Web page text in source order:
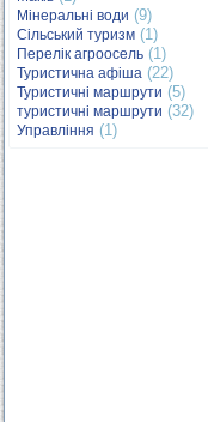
Мінеральні води (9)
Сільський туризм (1)
Перелік агроосель (1)
Туристична афіша (22)
Туристичні маршрути (5)
туристичні маршрути (32)
Управління (1)